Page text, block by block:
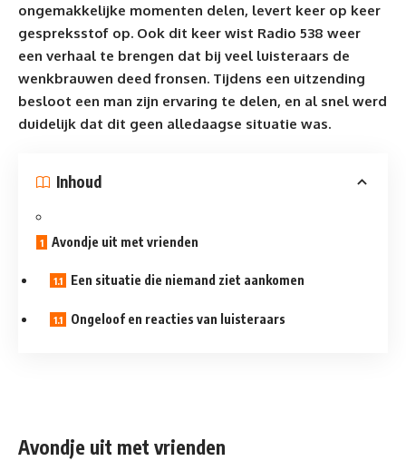
ongemakkelijke momenten delen, levert keer op keer
gespreksstof op. Ook dit keer wist Radio 538 weer
een verhaal te brengen dat bij veel luisteraars de
wenkbrauwen deed fronsen. Tijdens een uitzending
besloot een man zijn ervaring te delen, en al snel werd
duidelijk dat dit geen alledaagse situatie was.
Inhoud
Avondje uit met vrienden
Een situatie die niemand ziet aankomen
Ongeloof en reacties van luisteraars
Avondje uit met vrienden